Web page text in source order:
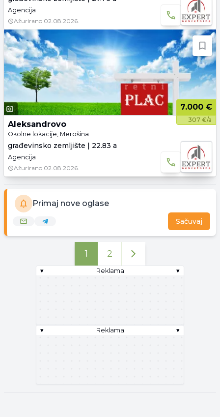
Agencija
Ažurirano 02.08.2026.
1 7.000 €
307 €/a
Aleksandrovo
Okolne lokacije, Merošina
građevinsko zemljište | 22.83 a
Agencija
Ažurirano 02.08.2026.
Primaj nove oglase
Sačuvaj
1 2
▾ Reklama ▾
▾ Reklama ▾